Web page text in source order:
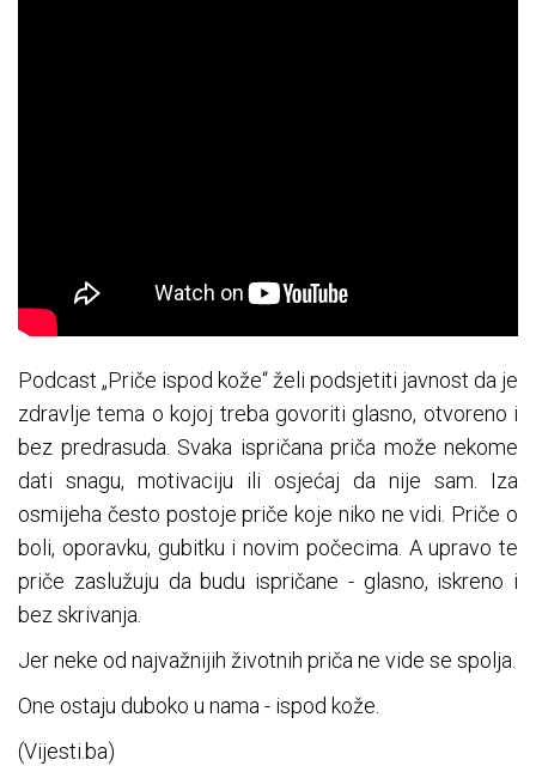
Podcast „Priče ispod kože“ želi podsjetiti javnost da je
zdravlje tema o kojoj treba govoriti glasno, otvoreno i
bez predrasuda. Svaka ispričana priča može nekome
dati snagu, motivaciju ili osjećaj da nije sam. Iza
osmijeha često postoje priče koje niko ne vidi. Priče o
boli, oporavku, gubitku i novim počecima. A upravo te
priče zaslužuju da budu ispričane - glasno, iskreno i
bez skrivanja.
Jer neke od najvažnijih životnih priča ne vide se spolja.
One ostaju duboko u nama - ispod kože.
(Vijesti.ba)